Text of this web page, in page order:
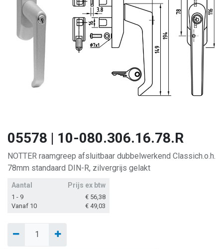
05578 | 10-080.306.16.78.R
NOTTER raamgreep afsluitbaar dubbelwerkend Classich.o.h.
78mm standaard DIN-R, zilvergrijs gelakt
Aantal Prijs ex btw
1 - 9 € 56,38
Vanaf 10
€ 49,03